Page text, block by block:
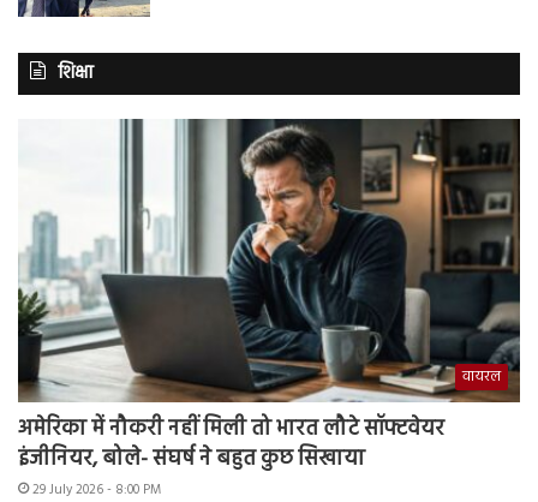
शिक्षा
वायरल
अमेरिका में नौकरी नहीं मिली तो भारत लौटे सॉफ्टवेयर
इंजीनियर, बोले- संघर्ष ने बहुत कुछ सिखाया
29 July 2026 - 8:00 PM